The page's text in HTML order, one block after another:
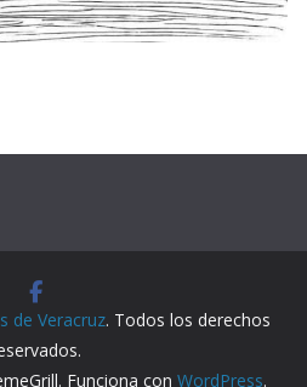
de Veracruz. Todos los derechos
Funciona con WordPress.